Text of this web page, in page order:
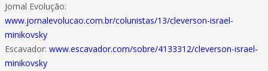
Jornal Evolução:
www.jornalevolucao.com.br/colunistas/13/cleverson-israel-
minikovsky
Escavador: www.escavador.com/sobre/4133312/cleverson-israel-
minikovsky